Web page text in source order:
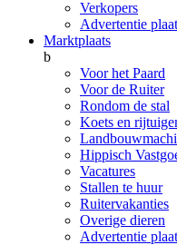
Verkopers
Advertentie
Marktplaats
b
Voor het Paard
Voor de Ruiter
Rondom de stal
Koets en
Hippisch
Vacatures
Stallen te huur
Ruitervakanties
Overige dieren
Advertentie